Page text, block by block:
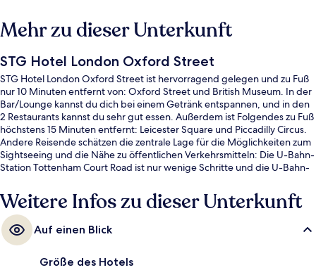
Mehr zu dieser Unterkunft
STG Hotel London Oxford Street
STG Hotel London Oxford Street ist hervorragend gelegen und zu Fuß
nur 10 Minuten entfernt von: Oxford Street und British Museum. In der
Bar/Lounge kannst du dich bei einem Getränk entspannen, und in den
2 Restaurants kannst du sehr gut essen. Außerdem ist Folgendes zu Fuß
höchstens 15 Minuten entfernt: Leicester Square und Piccadilly Circus.
Andere Reisende schätzen die zentrale Lage für die Möglichkeiten zum
Sightseeing und die Nähe zu öffentlichen Verkehrsmitteln: Die U-Bahn-
Station Tottenham Court Road ist nur wenige Schritte und die U-Bahn-
Weitere Infos zu dieser Unterkunft
Auf einen Blick
Größe des Hotels